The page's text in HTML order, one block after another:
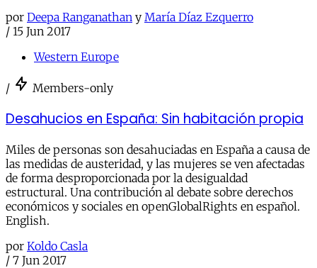
por Deepa Ranganathan y María Díaz Ezquerro
/ 15 Jun 2017
Western Europe
/ Members-only
Desahucios en España: Sin habitación propia
Miles de personas son desahuciadas en España a causa de
las medidas de austeridad, y las mujeres se ven afectadas
de forma desproporcionada por la desigualdad
estructural. Una contribución al debate sobre derechos
económicos y sociales en openGlobalRights en español.
English.
por Koldo Casla
/ 7 Jun 2017